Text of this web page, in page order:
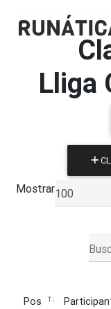
Lliga
Mostrar
Pos